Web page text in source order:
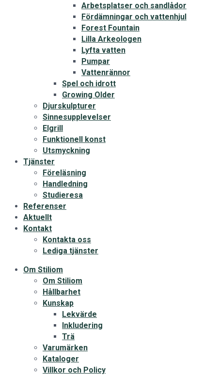
Arbetsplatser och sandlådor
Fördämningar och vattenhjul
Forest Fountain
Lilla Arkeologen
Lyfta vatten
Pumpar
Vattenrännor
Spel och idrott
Growing Older
Djurskulpturer
Sinnesupplevelser
Elgrill
Funktionell konst
Utsmyckning
Tjänster
Föreläsning
Handledning
Studieresa
Referenser
Aktuellt
Kontakt
Kontakta oss
Lediga tjänster
Om Stiliom
Om Stiliom
Hållbarhet
Kunskap
Lekvärde
Inkludering
Trä
Varumärken
Kataloger
Villkor och Policy